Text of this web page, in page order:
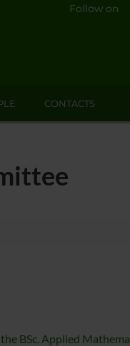
Follow on
CONTACTS
BSc. Applied